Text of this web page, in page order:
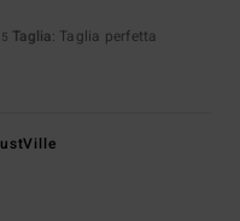
Taglia: Taglia perfetta